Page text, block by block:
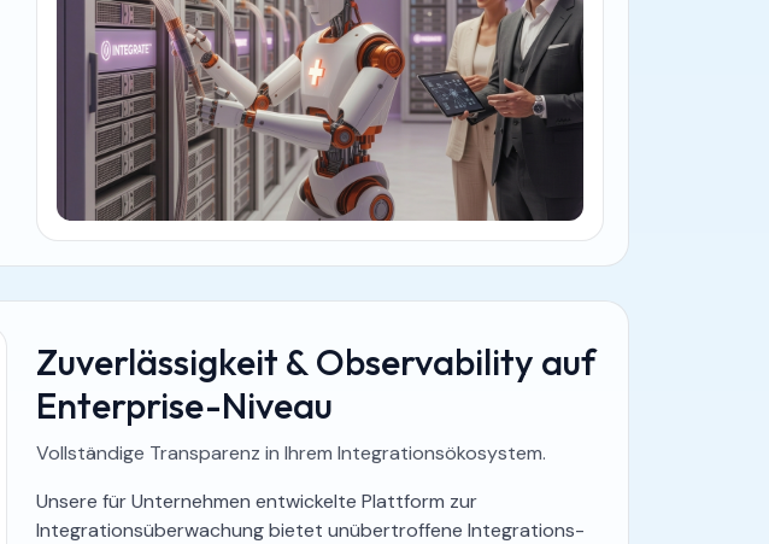
Zuverlässigkeit & Observability auf
Enterprise-Niveau
Vollständige Transparenz in Ihrem Integrationsökosystem.
Unsere für Unternehmen entwickelte Plattform zur
Integrationsüberwachung bietet unübertroffene Integrations-